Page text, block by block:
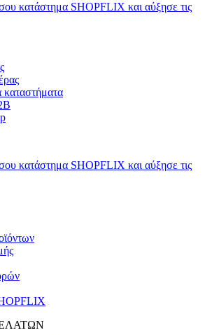
κατάστημα SHOPFLIX και αύξησε τις
καταστήματα
κατάστημα SHOPFLIX και αύξησε τις